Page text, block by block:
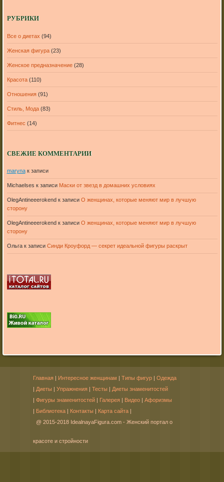
РУБРИКИ
Все о диетах (94)
Женская фигура(23)
Женское предназначение(28)
Красота(110)
Отношения(91)
Стиль, Мода(83)
Фитнес (14)
СВЕЖИЕ КОММЕНТАРИИ
marynaк записи
Michaelses к записи Маски от звезд в домашних условиях
OlegAntineeerokend к записи О женщинах, которые меняют мир в лучшую
сторону
OlegAntineeerokend к записи О женщинах, которые меняют мир в лучшую
сторону
Ольгак записи Синди Кроуфорд — секрет идеальной фигуры раскрыт
Главная | Интересное женщинам | Типы фигур | Одежда
| Диеты | Упражнения | Тесты | Диеты знаменитостей
| Фигуры знаменитостей | Галерея | Видео | Афоризмы
| Библиотека | Контакты | Карта сайта |
@ 2015-2018 IdealnayaFigura.com - Женский портал о
красоте и стройности